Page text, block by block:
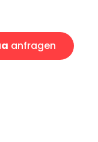
anfragen